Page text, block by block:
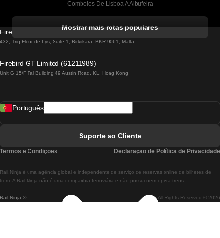
Comboios De Lisboa A Albufeira
Comboios De Lisboa A Lagos
Comboios De Lisboa A Madrid
Comboios De Lisboa A Braga
Comboios De Braga A Lisboa
Mostrar mais rotas populares
Firebird GT Limited (OC 1451)
432, Triq Fleur de Lys, Suite 1, Birkirkara, BKR 9061, Malta
Firebird GT Limited (61211989)
Unit G 15/F Tal Building 49 Austin Road, KL, Hong Kong
Rail Ninja ® All Rights Reserved © 2026
Rail.Ninja é uma agência global e independente de serviço de reservas online de bilhetes de
trem. A Rail Ninja não é uma companhia ferroviária e não possui nem opera trens.
Português
Suporte ao Cliente
Termos e Condições Declaração de Política de Privacidade